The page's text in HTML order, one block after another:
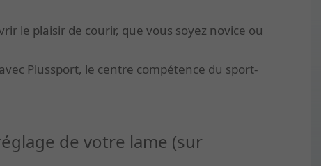
le plaisir de courir, que vous soyez novice ou
Plussport, le centre compétence du sport-
de votre lame (sur